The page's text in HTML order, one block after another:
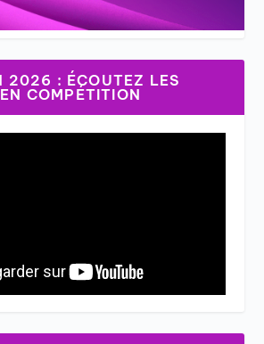
2026 : ÉCOUTEZ LES
COMPÉTITION